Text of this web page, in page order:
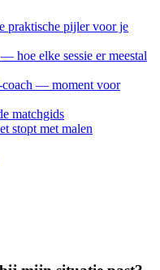
praktische pijler voor je
hoe elke sessie er meestal
coach — moment voor
matchgids
stopt met malen